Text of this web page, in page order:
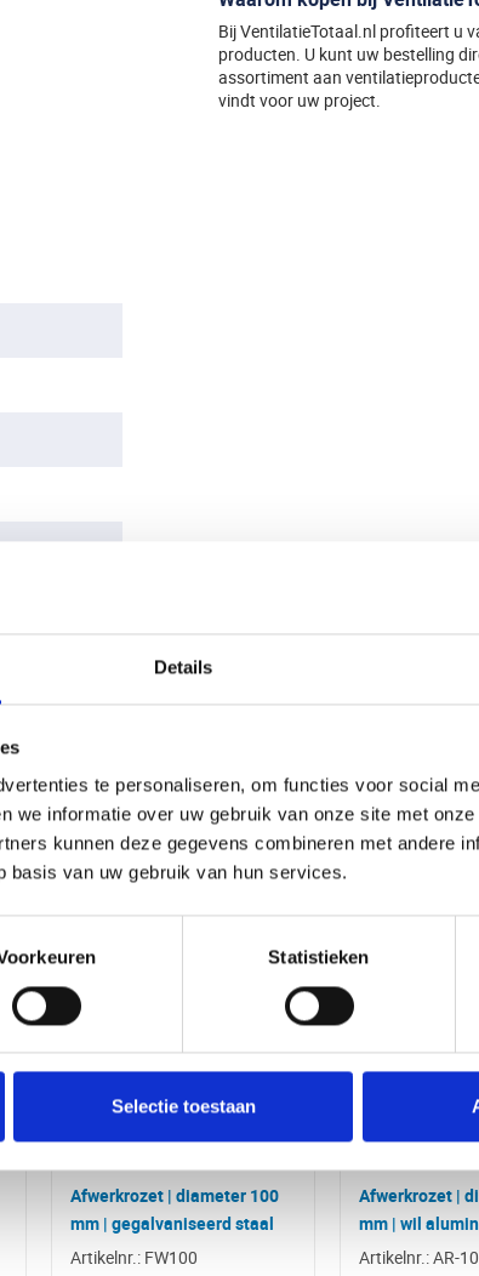
Details
te personaliseren, om functies voor social
we informatie over uw gebruik van onze site met
kunnen deze gegevens combineren met andere
basis van uw gebruik van hun services.
Statistieken
Selectie toestaan
Bij VentilatieTotaal.nl profiteert u
producten. U kunt uw bestelling
assortiment aan
vindt voor uw project.
Afwerkrozet | diameter 100
mm | gegalvaniseerd staal
Artikelnr.: FW100
Afwerkrozet |
mm | wil
Artikelnr.: AR-